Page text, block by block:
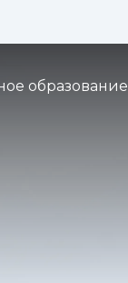
1x 2x
образование